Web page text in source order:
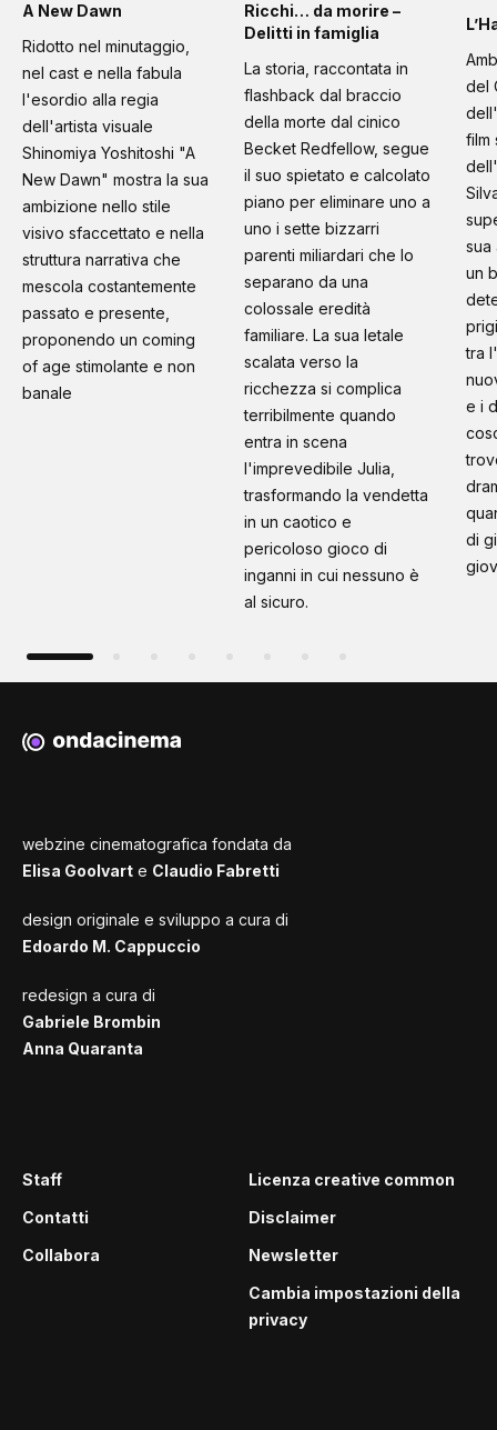
A New Dawn
Ridotto nel minutaggio,
nel cast e nella fabula
l'esordio alla regia
dell'artista visuale
Shinomiya Yoshitoshi "A
New Dawn" mostra la sua
ambizione nello stile
visivo sfaccettato e nella
struttura narrativa che
mescola costantemente
passato e presente,
proponendo un coming
of age stimolante e non
banale
Ricchi… da morire –
Delitti in famiglia
La storia, raccontata in
flashback dal braccio
della morte dal cinico
Becket Redfellow, segue
il suo spietato e calcolato
piano per eliminare uno a
uno i sette bizzarri
parenti miliardari che lo
separano da una
colossale eredità
familiare. La sua letale
scalata verso la
ricchezza si complica
terribilmente quando
entra in scena
l'imprevedibile Julia,
trasformando la vendetta
in un caotico e
pericoloso gioco di
inganni in cui nessuno è
al sicuro.
del
film
sua
un
tra
e i
di
webzine cinematografica fondata da
Elisa Goolvart e Claudio Fabretti
design originale e sviluppo a cura di
Edoardo M. Cappuccio
redesign a cura di
Gabriele Brombin
Anna Quaranta
Staff
Contatti
Collabora
Licenza creative common
Disclaimer
Newsletter
Cambia impostazioni della
privacy